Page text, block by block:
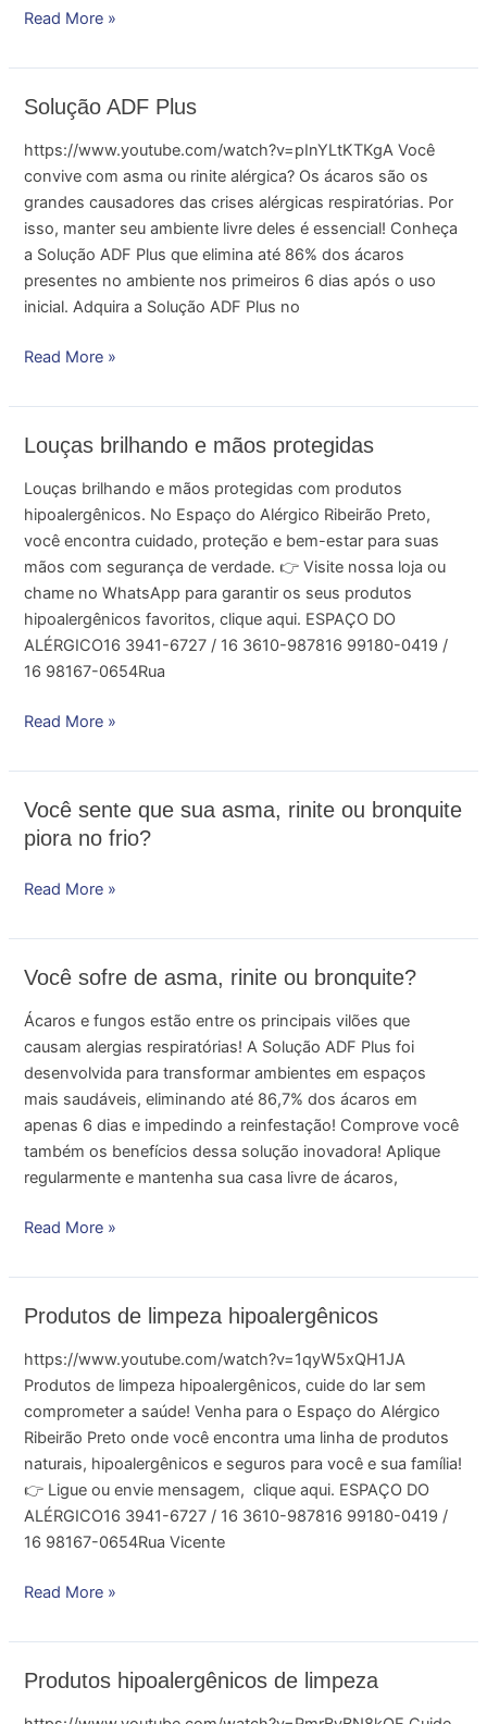
Read More »
Solução ADF Plus
https://www.youtube.com/watch?v=pInYLtKTKgA Você
convive com asma ou rinite alérgica? Os ácaros são os
grandes causadores das crises alérgicas respiratórias. Por
isso, manter seu ambiente livre deles é essencial! Conheça
a Solução ADF Plus que elimina até 86% dos ácaros
presentes no ambiente nos primeiros 6 dias após o uso
inicial. Adquira a Solução ADF Plus no
Solução
Plus
Read More »
Louças brilhando e mãos protegidas
Louças brilhando e mãos protegidas com produtos
hipoalergênicos. No Espaço do Alérgico Ribeirão Preto,
você encontra cuidado, proteção e bem-estar para suas
mãos com segurança de verdade. 👉 Visite nossa loja ou
chame no WhatsApp para garantir os seus produtos
hipoalergênicos favoritos, clique aqui. ESPAÇO DO
ALÉRGICO16 3941-6727 / 16 3610-987816 99180-0419 /
16 98167-0654Rua
Louças
e
mãos
protegidas
Read More »
Você sente que sua asma, rinite ou bronquite
piora no frio?
Você
sente
sua
rinite
bronquite
piora
no
frio?
Read More »
Você sofre de asma, rinite ou bronquite?
Ácaros e fungos estão entre os principais vilões que
causam alergias respiratórias! A Solução ADF Plus foi
desenvolvida para transformar ambientes em espaços
mais saudáveis, eliminando até 86,7% dos ácaros em
apenas 6 dias e impedindo a reinfestação! Comprove você
também os benefícios dessa solução inovadora! Aplique
regularmente e mantenha sua casa livre de ácaros,
Você
de
asma,
rinite
ou
bronquite?
Read More »
Produtos de limpeza hipoalergênicos
https://www.youtube.com/watch?v=1qyW5xQH1JA
Produtos de limpeza hipoalergênicos, cuide do lar sem
comprometer a saúde! Venha para o Espaço do Alérgico
Ribeirão Preto onde você encontra uma linha de produtos
naturais, hipoalergênicos e seguros para você e sua família!
👉 Ligue ou envie mensagem, clique aqui. ESPAÇO DO
ALÉRGICO16 3941-6727 / 16 3610-987816 99180-0419 /
16 98167-0654Rua Vicente
Produtos
limpeza
hipoalergênicos
Read More »
Produtos hipoalergênicos de limpeza
Produtos